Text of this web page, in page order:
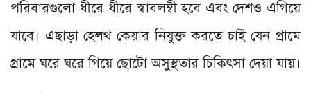
পরিবারগুলো ধীরে ধীরে স্বাবলম্বী হবে এবং দেশও এগিয়ে
যাবে। এছাড়া হেলথ কেয়ার নিযুক্ত করতে চাই যেন গ্রামে
গ্রামে ঘরে ঘরে গিয়ে ছোটো অসুস্থতার চিকিৎসা দেয়া যায়।